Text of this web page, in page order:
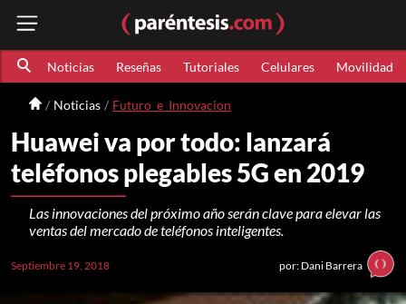
Noticias Reseñas Tutoriales Celulares Movilidad
Noticias Futuro_e_Innovacion
Huawei va por todo: lanzará
teléfonos plegables 5G en 2019
Las innovaciones del próximo año serán clave para elevar las
ventas del mercado de teléfonos inteligentes.
Septiembre 19, 2018 por: Dani Barrera